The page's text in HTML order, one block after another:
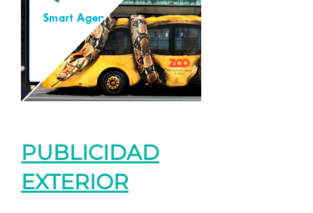
PUBLICIDAD
EXTERIOR